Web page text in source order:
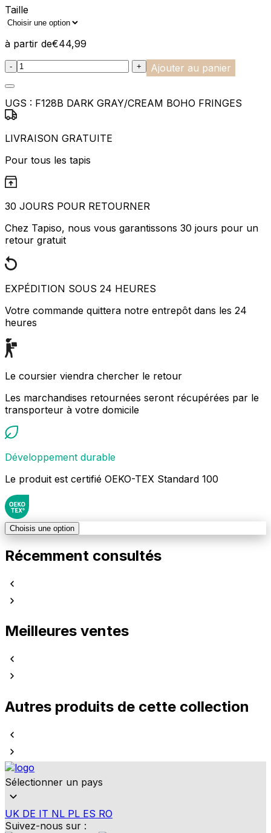
Taille
à partir de€44,99
:product_name quantity
- + Ajouter au panier
UGS : F128B DARK GRAY/CREAM BOHO FRINGES
LIVRAISON GRATUITE
Pour tous les tapis
30 JOURS POUR RETOURNER
Chez Tapiso, nous vous garantissons 30 jours pour un
retour gratuit
EXPÉDITION SOUS 24 HEURES
Votre commande quittera notre entrepôt dans les 24
heures
Le coursier viendra chercher le retour
Les marchandises retournées seront récupérées par le
transporteur à votre domicile
Développement durable
Le produit est certifié OEKO-TEX Standard 100
Choisis une option
Récemment consultés
Meilleures ventes
Autres produits de cette collection
Sélectionner un pays
UK DE IT NL PL ES RO
Suivez-nous sur :